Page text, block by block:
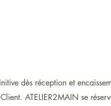
dès réception et
ATELIER2MAIN se